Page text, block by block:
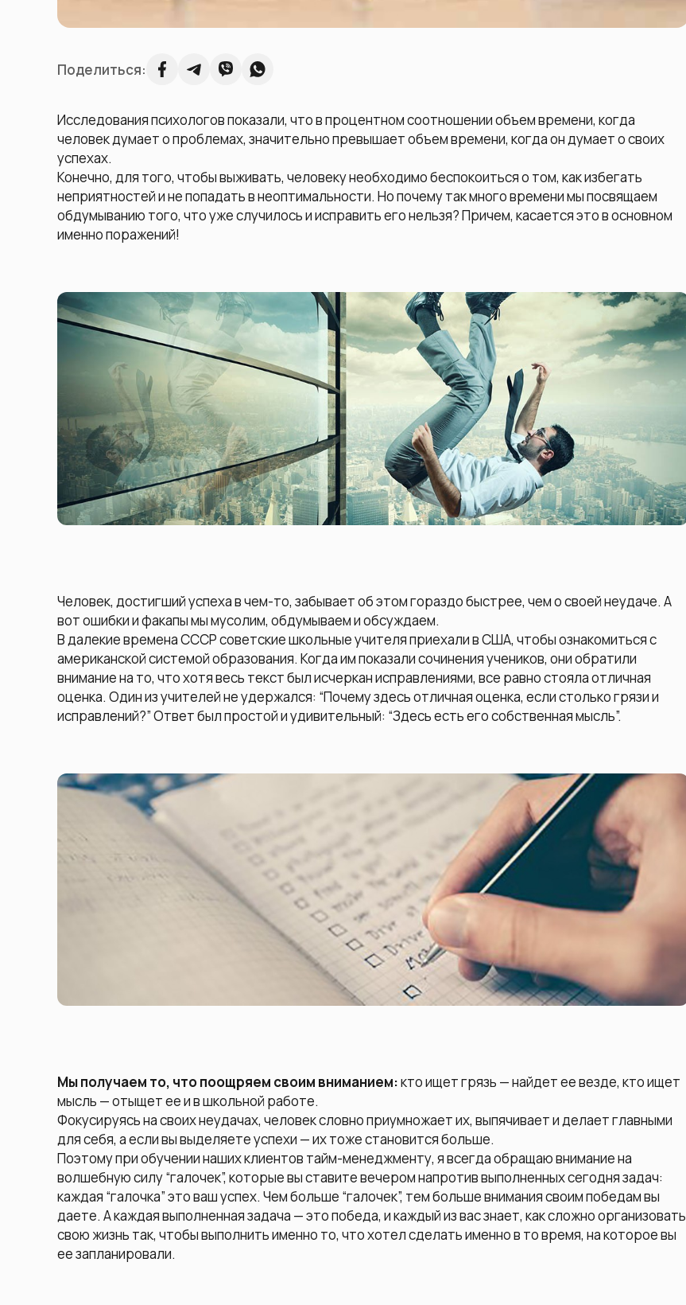
Поделиться:
Исследования психологов показали, что в процентном соотношении объем времени, когда
человек думает о проблемах, значительно превышает объем времени, когда он думает о своих
успехах.
Конечно, для того, чтобы выживать, человеку необходимо беспокоиться о том, как избегать
неприятностей и не попадать в неоптимальности. Но почему так много времени мы посвящаем
обдумыванию того, что уже случилось и исправить его нельзя? Причем, касается это в основном
именно поражений!
Человек, достигший успеха в чем-то, забывает об этом гораздо быстрее, чем о своей неудаче. А
вот ошибки и факапы мы мусолим, обдумываем и обсуждаем.
В далекие времена СССР советские школьные учителя приехали в США, чтобы ознакомиться с
американской системой образования. Когда им показали сочинения учеников, они обратили
внимание на то, что хотя весь текст был исчеркан исправлениями, все равно стояла отличная
оценка. Один из учителей не удержался: “Почему здесь отличная оценка, если столько грязи и
исправлений?” Ответ был простой и удивительный: “Здесь есть его собственная мысль”.
Мы получаем то, что поощряем своим вниманием:кто ищет грязь — найдет ее везде, кто ищет
мысль — отыщет ее и в школьной работе.
Фокусируясь на своих неудачах, человек словно приумножает их, выпячивает и делает главными
для себя, а если вы выделяете успехи — их тоже становится больше.
Поэтому при обучении наших клиентов тайм-менеджменту, я всегда обращаю внимание на
волшебную силу “галочек”, которые вы ставите вечером напротив выполненных сегодня задач:
каждая “галочка” это ваш успех. Чем больше “галочек”, тем больше внимания своим победам вы
даете. А каждая выполненная задача — это победа, и каждый из вас знает, как сложно организовать
свою жизнь так, чтобы выполнить именно то, что хотел сделать именно в то время, на которое вы
ее запланировали.